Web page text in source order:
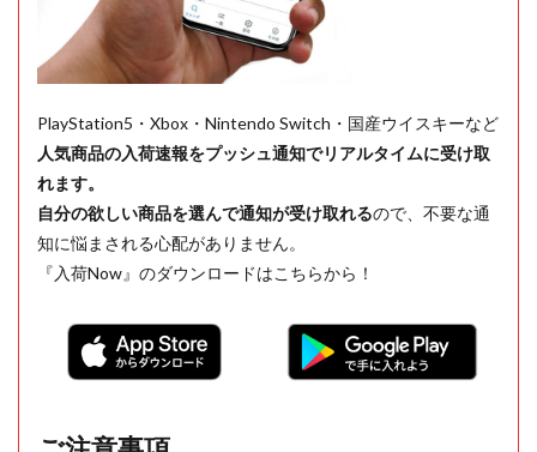
PlayStation5・Xbox・Nintendo Switch・国産ウイスキーなど
人気商品の入荷速報をプッシュ通知でリアルタイムに受け取
れます。
自分の欲しい商品を選んで通知が受け取れるので、不要な通
知に悩まされる心配がありません。
『入荷Now』のダウンロードはこちらから！